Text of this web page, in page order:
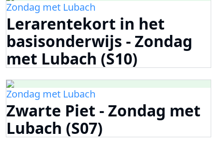
Zondag met Lubach
Lerarentekort in het
basisonderwijs - Zondag
met Lubach (S10)
Zondag met Lubach
Zwarte Piet - Zondag met
Lubach (S07)